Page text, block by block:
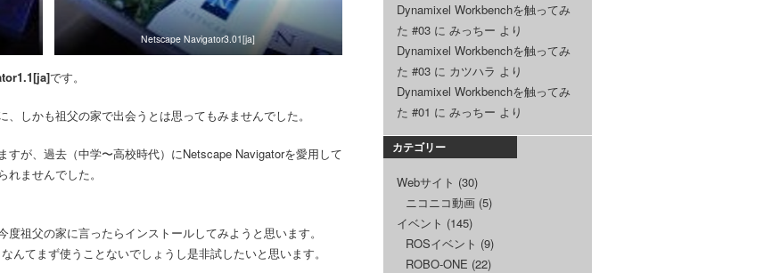
Netscape Navigator3.01[ja]
です。
しかも祖父の家で出会うとは思ってもみませんでした。
が、過去（中学〜高校時代）にNetscape Navigatorを愛用して
ませんでした。
祖父の家に言ったらインストールしてみようと思います。
んてまず使うことないでしょうし是非試したいと思います。
Dynamixel Workbenchを触ってみ
た #03 に みっちー より
Dynamixel Workbenchを触ってみ
た #03 に カツハラ より
Dynamixel Workbenchを触ってみ
た #01 に みっちー より
カテゴリー
Webサイト (30)
ニコニコ動画 (5)
イベント (145)
ROSイベント (9)
ROBO-ONE (22)